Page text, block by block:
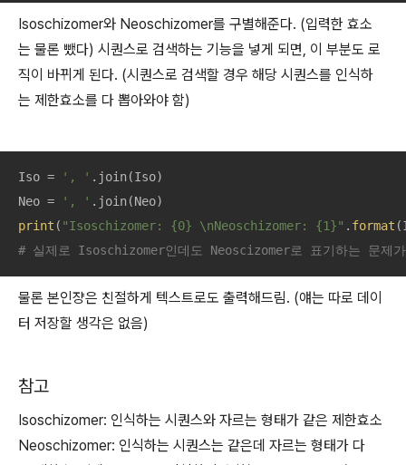
Isoschizomer와 Neoschizomer를 구별해준다. (입력한 효소
는 물론 뺐다) 시퀀스로 검색하는 기능을 넣게 되면, 이 부분도 로
직이 바뀌게 된다. (시퀀스로 검색할 경우 해당 시퀀스를 인식하
는 제한효소를 다 뽑아와야 함)
Iso = ', ' .join(Iso)
Neo =
', '
print ( "Isoschizomer: {0} \nNeoschizomer: {1}" . format
# 실제로 Isoschizomer인데도 Neoscizomer로 표기하는 문제
물론 본인쟝은 친절하게 텍스트로도 출력해드림. (얘는 따로 데이
터 저장할 생각은 없음)
참고
Isoschizomer: 인식하는 시퀀스와 자르는 형태가 같은 제한효소
Neoschizomer: 인식하는 시퀀스는 같은데 자르는 형태가 다